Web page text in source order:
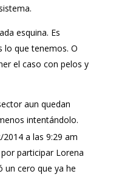
esquina. Es
lo que tenemos. O
el caso con pelos y
aun quedan
intentándolo.
2014 a las 9:29 am
participar Lorena
un cero que ya he